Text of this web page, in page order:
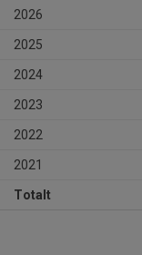
2026
2025
2024
2023
2022
2021
Totalt